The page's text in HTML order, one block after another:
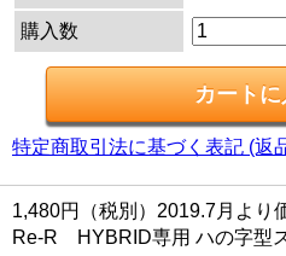
購入数
特定商取引法に基づく表記 (返
1,480円（税別）2019.7月より
Re-R HYBRID専用 ハの字型